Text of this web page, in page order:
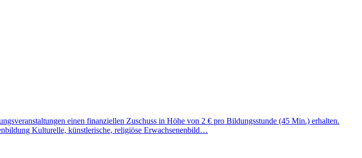
einen finanziellen Zuschuss in Höhe von 2 € pro Bildungsstunde (45 Min.) erhalten.
Kulturelle, künstlerische, religiöse Erwachsenenbild…